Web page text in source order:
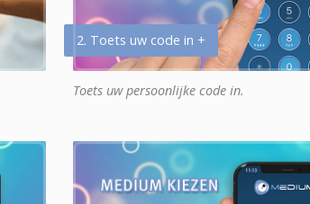
2. Toets uw code in +
Toets uw persoonlijke code in.